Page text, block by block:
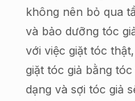
không nên bỏ qua
và bảo dưỡng tóc
với việc giặt tóc
giặt tóc giả bằng
dạng và sợi tóc giả